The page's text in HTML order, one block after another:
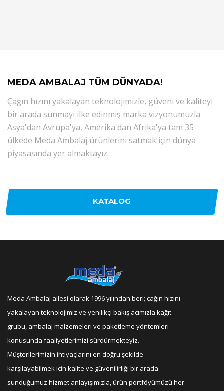
MEDA AMBALAJ TÜM DÜNYADA!
Çağın hızını yakalayan teknolojimizle, güveni ve kaliteyi
bir arada sunmayı ilke edinmiş marka vizyonumuzla
Asya'dan Avrupa'ya, Amerika'dan Afrika'ya tam 35
ülkede Meda Ambalaj ürünlerini satmak için dünya
piyasasında yer almaktayız.
KATALOG
Meda Ambalaj ailesi olarak 1996 yılından beri; çağın hızını
yakalayan teknolojimiz ve yenilikçi bakış açımızla kağıt
grubu, ambalaj malzemeleri ve paketleme yöntemleri
konusunda faaliyetlerimizi sürdürmekteyiz.
Müşterilerimizin ihtiyaçlarını en doğru şekilde
karşılayabilmek için kalite ve güvenilirliği bir arada
sunduğumuz hizmet anlayışımızla, ürün portföyümüzü her